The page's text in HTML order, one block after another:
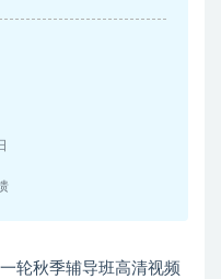
轮秋季辅导班高清视频